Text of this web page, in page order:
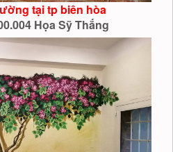
tại tp biên hòa
Họa Sỹ Thắng